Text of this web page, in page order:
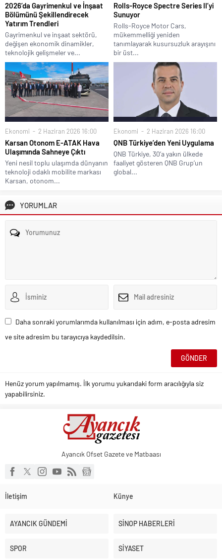
2026’da Gayrimenkul ve İnşaat
Bölümünü Şekillendirecek
Yatırım Trendleri
Gayrimenkul ve inşaat sektörü,
değişen ekonomik dinamikler,
teknolojik gelişmeler ve...
Rolls-Royce Spectre Series II’yi
Sunuyor
Rolls-Royce Motor Cars,
mükemmelliği yeniden
tanımlayarak kusursuzluk arayışını
bir üst...
Ekonomi 2 Haziran 2026 16:00
Karsan Otonom E-ATAK Hava
Ulaşımında Sahneye Çıktı
Yeni nesil toplu ulaşımda dünyanın
teknoloji odaklı mobilite markası
Karsan, otonom...
Ekonomi 2 Haziran 2026 16:00
QNB Türkiye’den Yeni Uygulama
QNB Türkiye, 30’a yakın ülkede
faaliyet gösteren QNB Grup’un
global...
YORUMLAR
Daha sonraki yorumlarımda kullanılması için adım, e-posta adresim
ve site adresim bu tarayıcıya kaydedilsin.
Henüz yorum yapılmamış. İlk yorumu yukarıdaki form aracılığıyla siz
yapabilirsiniz.
Ayancık Ofset Gazete ve Matbaası
İletişim Künye
AYANCIK GÜNDEMİ SİNOP HABERLERİ
SPOR SİYASET